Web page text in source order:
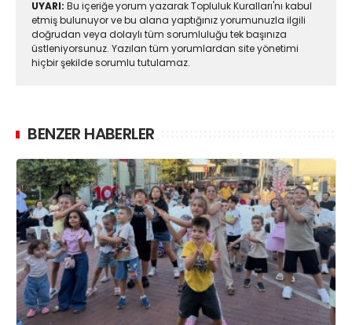
UYARI: Bu içeriğe yorum yazarak Topluluk Kuralları'nı kabul
etmiş bulunuyor ve bu alana yaptığınız yorumunuzla ilgili
doğrudan veya dolaylı tüm sorumluluğu tek başınıza
üstleniyorsunuz. Yazılan tüm yorumlardan site yönetimi
hiçbir şekilde sorumlu tutulamaz.
BENZER HABERLER